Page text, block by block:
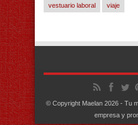
vestuario laboral viaje
© Copyright Maelan 2026 - Tu
empresa y